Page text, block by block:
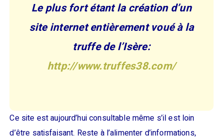
Le plus fort étant la création d’un
site internet entièrement voué à la
truffe de l’Isère:
http://www.truffes38.com/
Ce site est aujourd’hui consultable même s’il est loin
d’être satisfaisant. Reste à l’alimenter d’informations,